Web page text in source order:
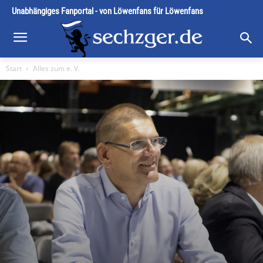
Unabhängiges Fanportal - von Löwenfans für Löwenfans
Start Alles zum e. V.